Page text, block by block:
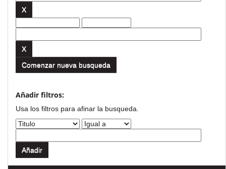
Comenzar nueva busqueda
Añadir filtros:
Usa los filtros para afinar la busqueda.